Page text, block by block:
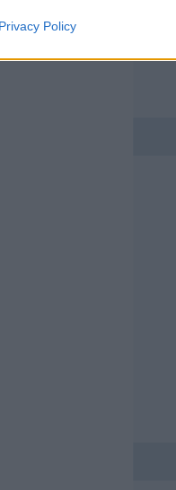
Privacy Policy